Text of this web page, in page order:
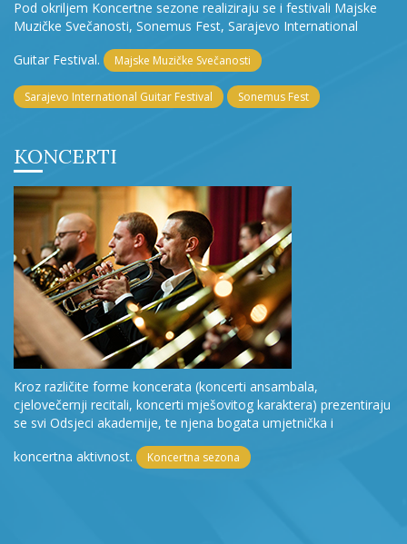
Pod okriljem Koncertne sezone realiziraju se i festivali Majske
Muzičke Svečanosti, Sonemus Fest, Sarajevo International
Guitar Festival.
Majske Muzičke Svečanosti
Sarajevo International Guitar Festival Sonemus Fest
KONCERTI
Kroz različite forme koncerata (koncerti ansambala,
cjelovečernji recitali, koncerti mješovitog karaktera) prezentiraju
se svi Odsjeci akademije, te njena bogata umjetnička i
koncertna aktivnost.
Koncertna sezona